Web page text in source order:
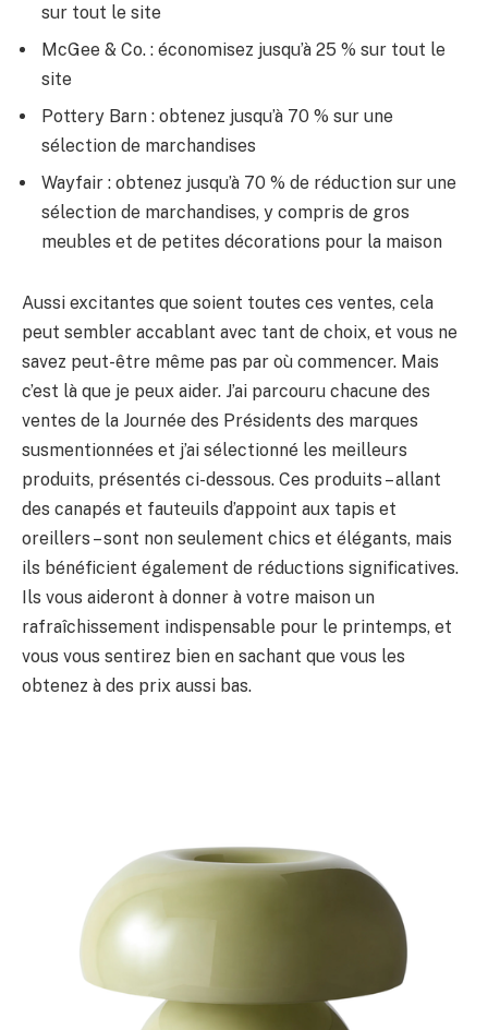
sur tout le site
McGee & Co. : économisez jusqu’à 25 % sur tout le
site
Pottery Barn : obtenez jusqu’à 70 % sur une
sélection de marchandises
Wayfair : obtenez jusqu’à 70 % de réduction sur une
sélection de marchandises, y compris de gros
meubles et de petites décorations pour la maison
Aussi excitantes que soient toutes ces ventes, cela
peut sembler accablant avec tant de choix, et vous ne
savez peut-être même pas par où commencer. Mais
c’est là que je peux aider. J’ai parcouru chacune des
ventes de la Journée des Présidents des marques
susmentionnées et j’ai sélectionné les meilleurs
produits, présentés ci-dessous. Ces produits – allant
des canapés et fauteuils d’appoint aux tapis et
oreillers – sont non seulement chics et élégants, mais
ils bénéficient également de réductions significatives.
Ils vous aideront à donner à votre maison un
rafraîchissement indispensable pour le printemps, et
vous vous sentirez bien en sachant que vous les
obtenez à des prix aussi bas.